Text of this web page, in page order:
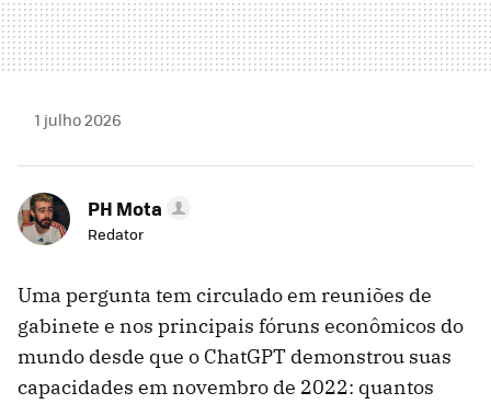
1 julho 2026
PH Mota
Redator
Uma pergunta tem circulado em reuniões de
gabinete e nos principais fóruns econômicos do
mundo desde que o ChatGPT demonstrou suas
capacidades em novembro de 2022: quantos